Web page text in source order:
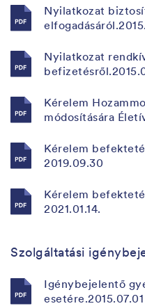
Nyilatkozat
Nyilatkozat
Kérelem
módosítására
Kérelem
2019.09.30
Kérelem
2021.01.14.
Szolgáltatási
Igénybejelentő
esetére.2015.07.01